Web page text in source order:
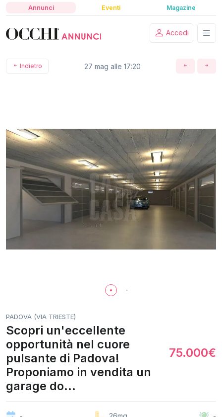
Annunci Eventi Magazine
Accedi
Indietro 27 mag alle 17:20
PADOVA (VIA TRIESTE)
Scopri un'eccellente
opportunità nel cuore
pulsante di Padova!
Proponiamo in vendita un
garage do...
75.000€